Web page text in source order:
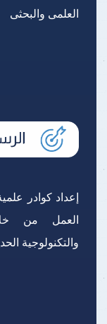
العلمى والبحثى
إعداد كوادر
العمل من
والتكنولوجية